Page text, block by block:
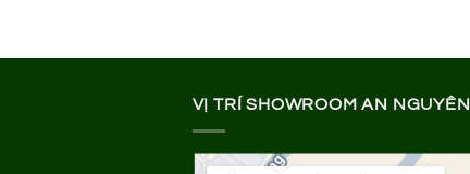
VỊ TRÍ SHOWROOM AN NGUYÊN